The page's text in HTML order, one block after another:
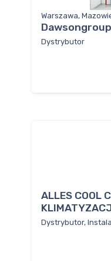
Warszawa,
Dystrybutor
ALLES COOL
Dystrybutor,